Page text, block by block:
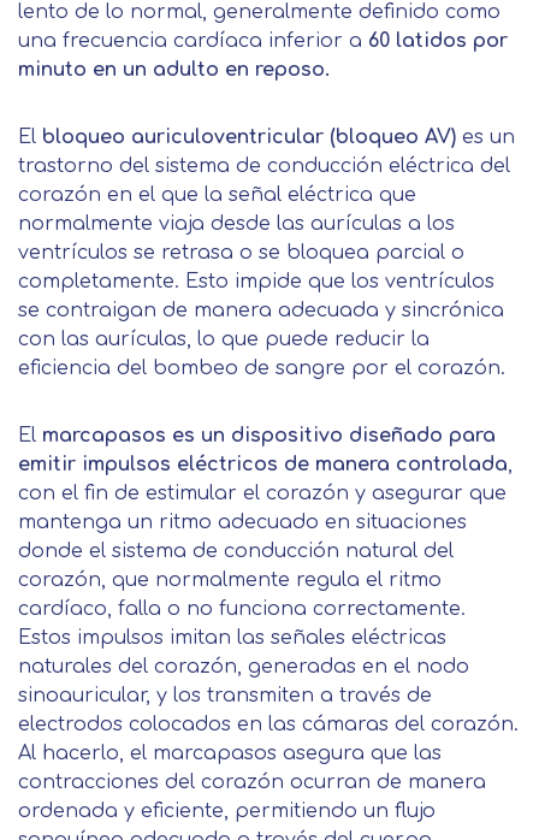
lento de lo normal, generalmente definido como
una frecuencia cardíaca inferior a 60 latidos por
minuto en un adulto en reposo.
El bloqueo auriculoventricular (bloqueo AV) es un
trastorno del sistema de conducción eléctrica del
corazón en el que la señal eléctrica que
normalmente viaja desde las aurículas a los
ventrículos se retrasa o se bloquea parcial o
completamente. Esto impide que los ventrículos
se contraigan de manera adecuada y sincrónica
con las aurículas, lo que puede reducir la
eficiencia del bombeo de sangre por el corazón.
El marcapasos es un dispositivo diseñado para
emitir impulsos eléctricos de manera controlada,
con el fin de estimular el corazón y asegurar que
mantenga un ritmo adecuado en situaciones
donde el sistema de conducción natural del
corazón, que normalmente regula el ritmo
cardíaco, falla o no funciona correctamente.
Estos impulsos imitan las señales eléctricas
naturales del corazón, generadas en el nodo
sinoauricular, y los transmiten a través de
electrodos colocados en las cámaras del corazón.
Al hacerlo, el marcapasos asegura que las
contracciones del corazón ocurran de manera
ordenada y eficiente, permitiendo un flujo